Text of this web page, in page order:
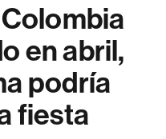
en abril,
podría
fiesta